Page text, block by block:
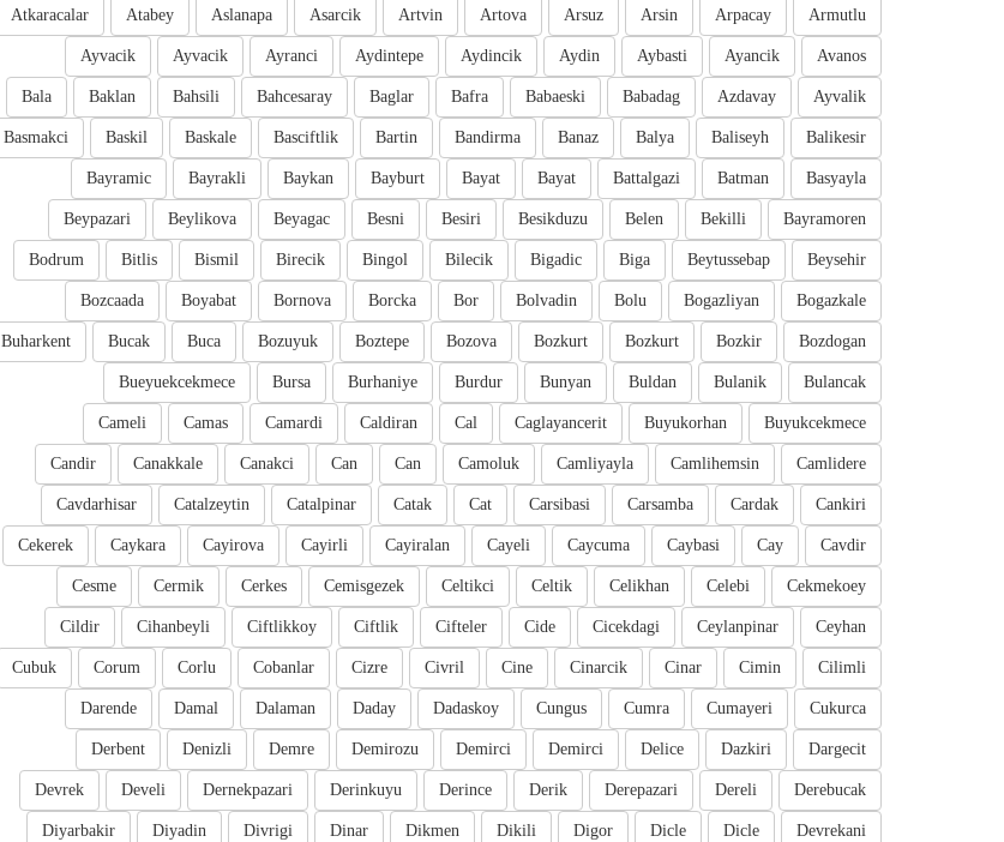
Armutlu
Arpacay
Arsin
Arsuz
Artova
Artvin
Asarcik
Aslanapa
Atabey
Atkaracalar
Avanos
Ayancik
Aybasti
Aydin
Aydincik
Aydintepe
Ayranci
Ayvacik
Ayvacik
Ayvalik
Azdavay
Babadag
Babaeski
Bafra
Baglar
Bahcesaray
Bahsili
Baklan
Bala
Balikesir
Baliseyh
Balya
Banaz
Bandirma
Bartin
Basciftlik
Baskale
Baskil
Basmakci
Basyayla
Batman
Battalgazi
Bayat
Bayat
Bayburt
Baykan
Bayrakli
Bayramic
Bayramoren
Bekilli
Belen
Besikduzu
Besiri
Besni
Beyagac
Beylikova
Beypazari
Beysehir
Beytussebap
Biga
Bigadic
Bilecik
Bingol
Birecik
Bismil
Bitlis
Bodrum
Bogazkale
Bogazliyan
Bolu
Bolvadin
Bor
Borcka
Bornova
Boyabat
Bozcaada
Bozdogan
Bozkir
Bozkurt
Bozkurt
Bozova
Boztepe
Bozuyuk
Buca
Bucak
Buharkent
Bulancak
Bulanik
Buldan
Bunyan
Burdur
Burhaniye
Bursa
Bueyuekcekmece
Buyukcekmece
Buyukorhan
Caglayancerit
Cal
Caldiran
Camardi
Camas
Cameli
Camlidere
Camlihemsin
Camliyayla
Camoluk
Can
Can
Canakci
Canakkale
Candir
Cankiri
Cardak
Carsamba
Carsibasi
Cat
Catak
Catalpinar
Catalzeytin
Cavdarhisar
Cavdir
Cay
Caybasi
Caycuma
Cayeli
Cayiralan
Cayirli
Cayirova
Caykara
Cekerek
Cekmekoey
Celebi
Celikhan
Celtik
Celtikci
Cemisgezek
Cerkes
Cermik
Cesme
Ceyhan
Ceylanpinar
Cicekdagi
Cide
Cifteler
Ciftlik
Ciftlikkoy
Cihanbeyli
Cildir
Cilimli
Cimin
Cinar
Cinarcik
Cine
Civril
Cizre
Cobanlar
Corlu
Corum
Cubuk
Cukurca
Cumayeri
Cumra
Cungus
Dadaskoy
Daday
Dalaman
Damal
Darende
Dargecit
Dazkiri
Delice
Demirci
Demirci
Demirozu
Demre
Denizli
Derbent
Derebucak
Dereli
Derepazari
Derik
Derince
Derinkuyu
Dernekpazari
Develi
Devrek
Devrekani
Dicle
Dicle
Digor
Dikili
Dikmen
Dinar
Divrigi
Diyadin
Diyarbakir